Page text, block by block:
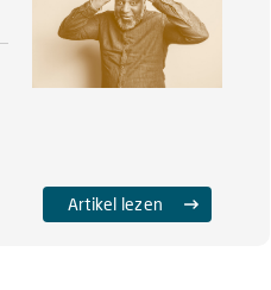
Artikel lezen